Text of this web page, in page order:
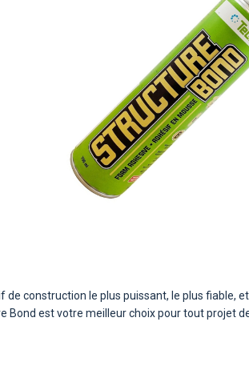
de construction le plus puissant, le plus fiable,
Bond est votre meilleur choix pour tout projet